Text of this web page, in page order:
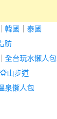
韓國
泰國
肪
全台玩水懶人包
山步道
泉懶人包